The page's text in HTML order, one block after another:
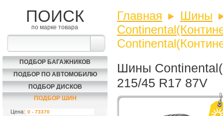
ПОИСК
по марке товара
ПОДБОР БАГАЖНИКОВ
ПОДБОР ПО АВТОМОБИЛЮ
ПОДБОР ДИСКОВ
ПОДБОР ШИН
Цена:
Главная
Шины
Шины
215/45 R17 87V